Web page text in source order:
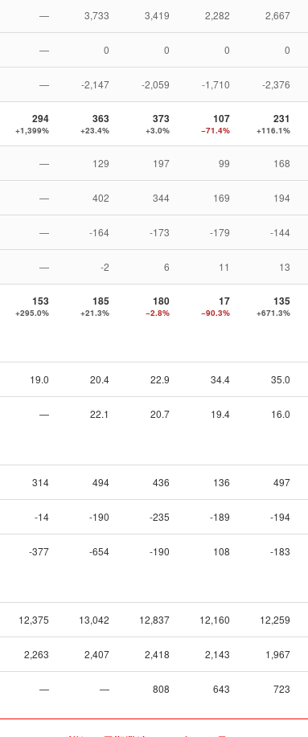
— 3,733 3,419 2,282 2,667
— 0 0 0 0
— -2,147 -2,059 -1,710 -2,376
294
+1,399%
363
+23.4%
373
+3.0%
107
−71.4%
231
+116.1%
— 129 197 99 168
— 402 344 169 194
— -164 -173 -179 -144
— -2 6 11 13
153
+295.0%
185
+21.3%
180
−2.8%
17
−90.3%
135
+671.3%
19.0 20.4 22.9 34.4 35.0
— 22.1 20.7 19.4 16.0
314 494 436 136 497
-14 -190 -235 -189 -194
-377 -654 -190 108 -183
12,375 13,042 12,837 12,160 12,259
2,263 2,407 2,418 2,143 1,967
— — 808 643 723